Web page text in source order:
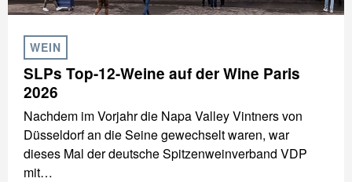
WEIN
SLPs Top-12-Weine auf der Wine Paris
2026
Nachdem im Vorjahr die Napa Valley Vintners von
Düsseldorf an die Seine gewechselt waren, war
dieses Mal der deutsche Spitzenweinverband VDP
mit…